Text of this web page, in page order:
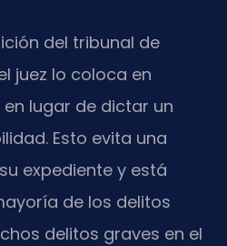
del tribunal de
juez lo coloca en
lugar de dictar un
Esto evita una
expediente y está
de los delitos
delitos graves en el